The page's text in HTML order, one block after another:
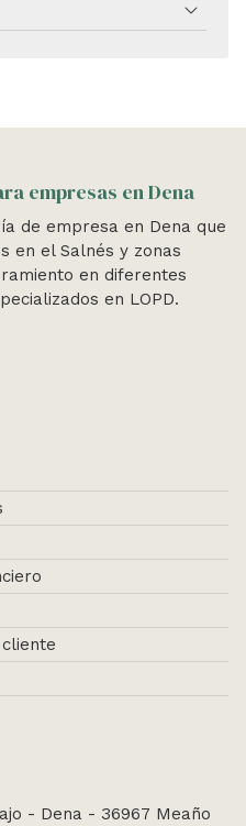
empresas en Dena
de empresa en Dena que
en el Salnés y zonas
en diferentes
en LOPD.
- Dena - 36967 Meaño